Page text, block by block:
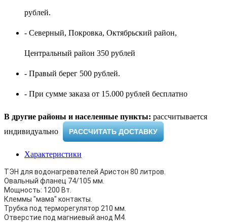
рублей.
- Северный, Покровка, Октябрьский район,
Центральный район 350 рублей
- Правый берег 500 рублей.
- При сумме заказа от 15.000 рублей бесплатно
В другие районы и населенные пункты: рассчитывается
индивидуально ​
РАССЧИТАТЬ ДОСТАВКУ
Характеристики
ТЭН для водонагревателей Аристон 80 литров.
Овальный фланец 74/105 мм.
Мощность: 1200 Вт.
Клеммы "мама" контакты.
Трубка под терморегулятор 210 мм.
Отверстие под магниевый анод М4.